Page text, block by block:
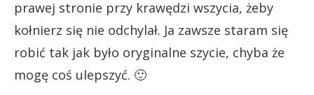
prawej stronie przy krawędzi wszycia, żeby
kołnierz się nie odchylał. Ja zawsze staram się
robić tak jak było oryginalne szycie, chyba że
mogę coś ulepszyć. 🙂